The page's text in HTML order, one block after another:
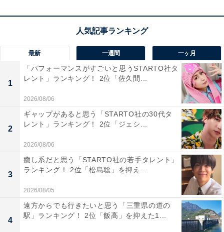
1位：平野紫耀
最新 一週間 一ヶ月
1
「パフォーマンスがすごいと思うSTARTO社タ
レント」ランキング！ 2位「佐久間...
2026/08/06
2
ギャップがあると思う「STARTO社の30代タ
レント」ランキング！ 2位「ジェシ...
2026/08/06
3
癒し系だと思う「STARTO社の若手タレント」
ランキング！ 2位「松島聡」を抑え...
2026/08/05
4
遠方からでも行きたいと思う「三重県の道の
駅」ランキング！ 2位「飯高」を抑えた1...